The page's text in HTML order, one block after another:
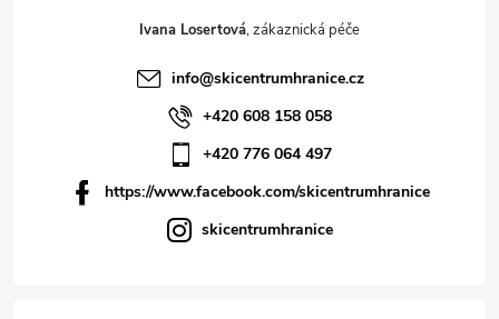
Ivana Losertová
info@skicentrumhranice.cz
+420 608 158 058
+420 776 064 497
https://www.facebook.com/skicentrumhranice
skicentrumhranice